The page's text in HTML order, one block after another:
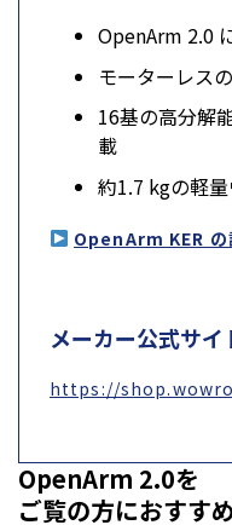
OpenArm 2.0
モーターレス
16基の高分解
載
約1.7 kgの軽
OpenArm KER の
メーカー公式サイ
https://
OpenArm 2.0を
ご覧の方におすす